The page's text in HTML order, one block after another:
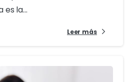
la...
Leer más